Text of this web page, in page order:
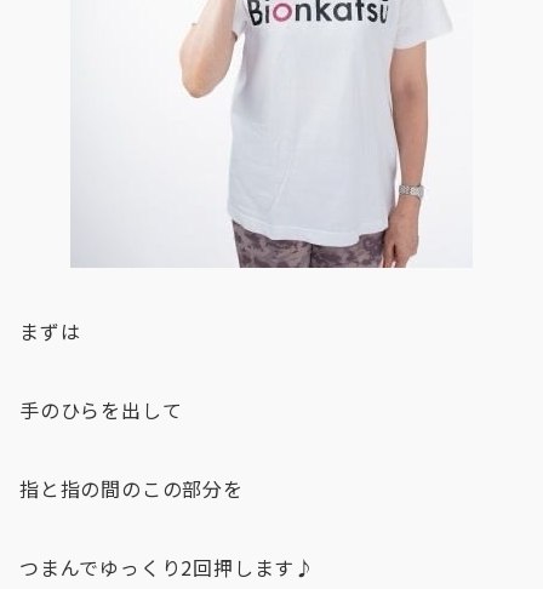
まずは
手のひらを出して
指と指の間のこの部分を
つまんでゆっくり2回押します♪